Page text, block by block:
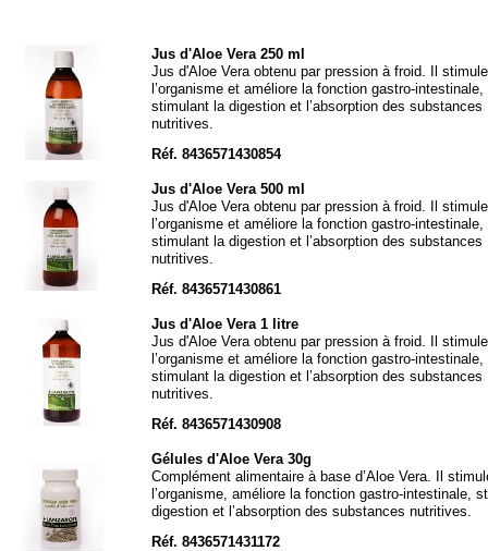
Jus d'Aloe Vera 250 ml
Jus d'Aloe Vera obtenu par pression à froid. Il stimule
l’organisme et améliore la fonction gastro-intestinale,
stimulant la digestion et l’absorption des substances
nutritives.
Réf. 8436571430854
Jus d'Aloe Vera 500 ml
Jus d'Aloe Vera obtenu par pression à froid. Il stimule
l’organisme et améliore la fonction gastro-intestinale,
stimulant la digestion et l’absorption des substances
nutritives.
Réf. 8436571430861
Jus d'Aloe Vera 1 litre
Jus d'Aloe Vera obtenu par pression à froid. Il stimule
l’organisme et améliore la fonction gastro-intestinale,
stimulant la digestion et l’absorption des substances
nutritives.
Réf. 8436571430908
Gélules d'Aloe Vera 30g
Complément alimentaire à base d’Aloe Vera. Il
l’organisme, améliore la fonction gastro-intestinale,
digestion et l’absorption des substances nutritives.
Réf. 8436571431172